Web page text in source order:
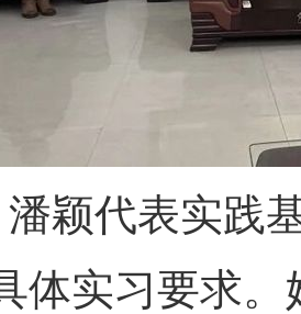
潘颖代表实践
体实习要求